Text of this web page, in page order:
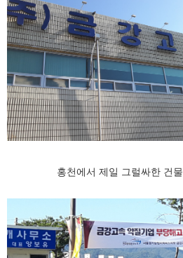
홍천에서 제일 그럴싸한 건